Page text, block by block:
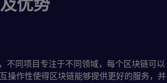
优势
不同项目专注于不同领域，每个区块链可以
操作性使得区块链能够提供更好的服务，并